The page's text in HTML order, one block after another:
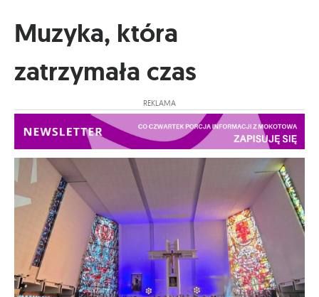
Muzyka, która
zatrzymała czas
REKLAMA